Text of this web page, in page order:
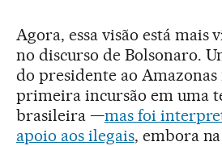
Agora, essa visão está mais
no discurso de Bolsonaro.
do presidente ao Amazonas
primeira incursão em uma
brasileira —mas foi
apoio aos ilegais, embora